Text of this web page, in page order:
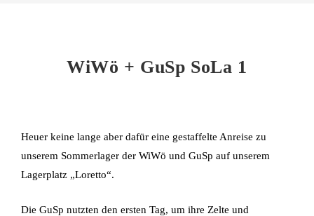
WiWö + GuSp SoLa 1
Heuer keine lange aber dafür eine gestaffelte Anreise zu
unserem Sommerlager der WiWö und GuSp auf unserem
Lagerplatz „Loretto“.
Die GuSp nutzten den ersten Tag, um ihre Zelte und